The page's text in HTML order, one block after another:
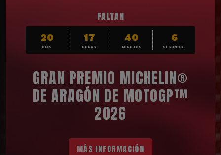
FALTAN
20
DÍAS
17
HORAS
40
MINUTOS
5
SEGUNDOS
GRAN PREMIO MICHELIN®
DE ARAGÓN DE MOTOGP™
2026
MÁS INFORMACIÓN